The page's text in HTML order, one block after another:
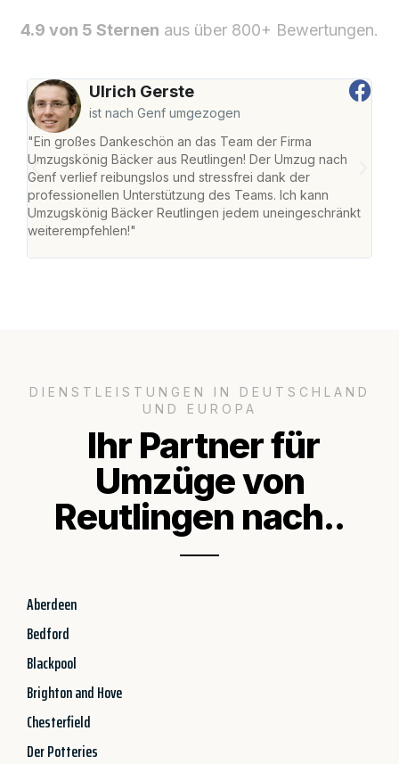
4.9 von 5 Sternen aus über 800+ Bewertungen.
Ulrich Gerste
ist nach Genf umgezogen
"Ein großes Dankeschön an das Team der Firma
Umzugskönig Bäcker aus Reutlingen! Der Umzug nach
Genf verlief reibungslos und stressfrei dank der
professionellen Unterstützung des Teams. Ich kann
Umzugskönig Bäcker Reutlingen jedem uneingeschränkt
weiterempfehlen!"
DIENSTLEISTUNGEN IN DEUTSCHLAND
UND EUROPA
Ihr Partner für
Umzüge von
Reutlingen nach..
Aberdeen
Bedford
Blackpool
Brighton and Hove
Chesterfield
Der Potteries